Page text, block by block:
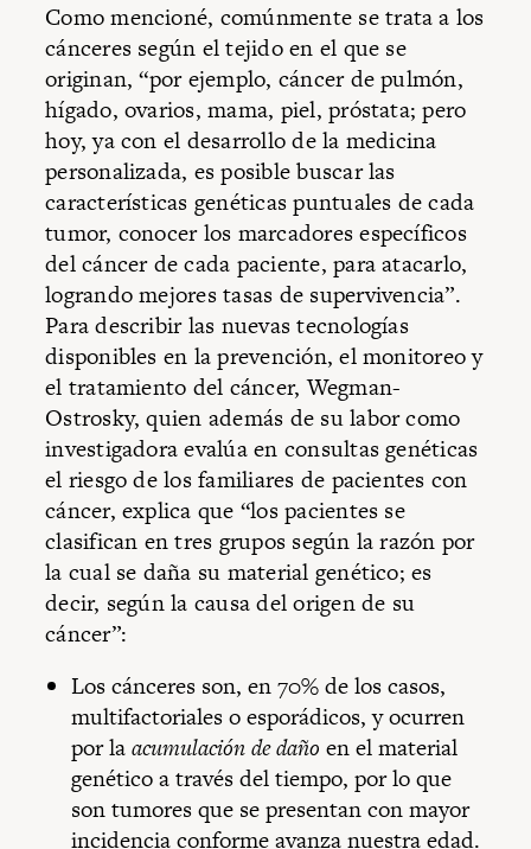
Como mencioné, comúnmente se trata a los
cánceres según el tejido en el que se
originan, “por ejemplo, cáncer de pulmón,
hígado, ovarios, mama, piel, próstata; pero
hoy, ya con el desarrollo de la medicina
personalizada, es posible buscar las
características genéticas puntuales de cada
tumor, conocer los marcadores específicos
del cáncer de cada paciente, para atacarlo,
logrando mejores tasas de supervivencia”.
Para describir las nuevas tecnologías
disponibles en la prevención, el monitoreo y
el tratamiento del cáncer, Wegman-
Ostrosky, quien además de su labor como
investigadora evalúa en consultas genéticas
el riesgo de los familiares de pacientes con
cáncer, explica que “los pacientes se
clasifican en tres grupos según la razón por
la cual se daña su material genético; es
decir, según la causa del origen de su
cáncer”:
Los cánceres son, en 70% de los casos,
multifactoriales o esporádicos, y ocurren
por laacumulación de daño en el material
genético a través del tiempo, por lo que
son tumores que se presentan con mayor
incidencia conforme avanza nuestra edad.